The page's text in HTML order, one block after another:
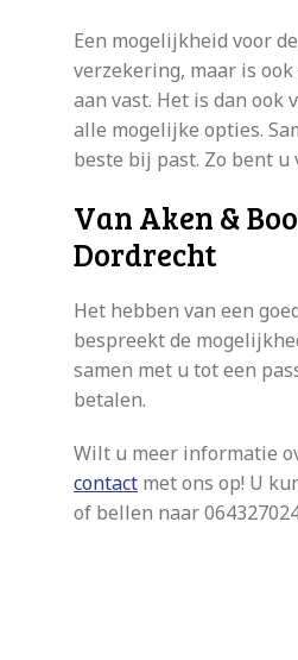
Een mogelijkheid voor
verzekering, maar is
aan vast. Het is dan
alle mogelijke opties.
beste bij past. Zo bent u
Van Aken &
Dordrecht
Het hebben van een
bespreekt de
samen met u tot een
betalen.
Wilt u meer informatie
contact met ons op! U
of bellen naar